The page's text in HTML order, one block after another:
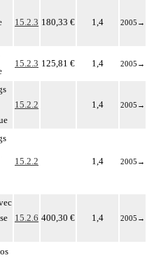
15.2.3 180,33 € 1,4 2005 →
15.2.3 125,81 € 1,4 2005 →
15.2.2 1,4 2005 →
15.2.2 1,4 2005 →
15.2.6 400,30 € 1,4 2005 →